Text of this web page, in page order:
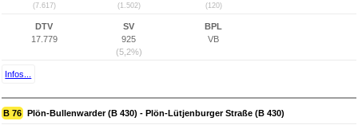
(7.617) (1.502) (120)
DTV
17.779
SV
925
(5,2%)
BPL
VB
Infos...
B 76 Plön-Bullenwarder (B 430) - Plön-Lütjenburger Straße (B 430)